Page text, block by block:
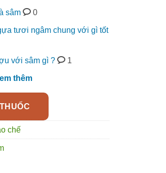
sâm 0
tươi ngâm chung với gì tốt
với sâm gì ? 1
thêm
sinh lý, kéo dài thời gian quan hệ số lượng
chế